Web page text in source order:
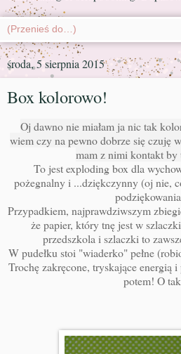
środa, 5 sierpnia 2015
Box kolorowo!
Oj dawno nie miałam ja nic tak
wiem czy na pewno dobrze się czuję
mam z nimi kontakt by
To jest exploding box dla
pożegnalny i ...dziękczynny (oj nie,
Przypadkiem, najprawdziwszym
że papier, który tnę jest w
przedszkola i szlaczki to
W pudełku stoi "wiaderko" pełne
Trochę zakręcone, tryskające energią
potem! O